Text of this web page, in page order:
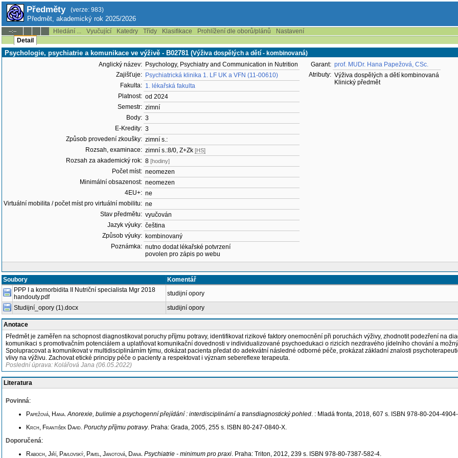
Předměty (verze: 983)
Předmět, akademický rok 2025/2026
--:-- Hledání ... Vyučující Katedry Třídy Klasifikace Prohlížení dle oborů/plánů
Nastavení
Detail
Psychologie, psychiatrie a komunikace ve výživě - B02781 (Výživa dospělých a dětí - kombinovaná)
Anglický název: Psychology, Psychiatry and Communication in Nutrition
Zajišťuje: Psychiatrická klinika 1. LF UK a VFN (11-00610)
Fakulta: 1. lékařská fakulta
Platnost: od 2024
Semestr: zimní
Body: 3
E-Kredity: 3
Způsob provedení zkoušky: zimní s.:
Rozsah, examinace: zimní s.:8/0, Z+Zk [HS]
Rozsah za akademický rok: 8 [hodiny]
Počet míst: neomezen
Minimální obsazenost: neomezen
4EU+: ne
Virtuální mobilita / počet míst pro virtuální mobilitu: ne
Stav předmětu: vyučován
Jazyk výuky: čeština
Způsob výuky: kombinovaný
Poznámka: nutno dodat lékařské potvrzení
povolen pro zápis po webu
Garant: prof. MUDr. Hana Papežová, CSc.
Atributy: Výživa dospělých a dětí kombinovaná
Klinický předmět
Soubory
Komentář
PPP I a komorbidita II Nutriční specialista Mgr 2018
handouty.pdf
studijní opory
Studijní_opory (1).docx
studijní opory
Anotace
Předmět je zaměřen na schopnost diagnostikovat poruchy příjmu potravy, identifikovat rizikové faktory onemocnění při poruchách výživy, zhodnotit podezření na
komunikaci s promotivačním potenciálem a uplatňovat komunikační dovednosti v individualizované psychoedukaci o rizicích nezdravého jídelního chování a
Spolupracovat a komunikovat v multidisciplinárním týmu, dokázat pacienta předat do adekvátní následné odborné péče, prokázat základní znalosti
vlivy na výživu. Zachovat etické principy péče o pacienty a respektovat i význam sebereflexe terapeuta.
Poslední úprava: Kolářová Jana (06.05.2022)
Literatura
Povinná:
Papežová, Hana.Anorexie, bulimie a psychogenní přejídání : interdisciplinární a transdiagnostický pohled. : Mladá fronta, 2018, 607 s. ISBN 978-80-204-
Krch, František David. Poruchy příjmu potravy. Praha: Grada, 2005, 255 s. ISBN 80-247-0840-X.
Doporučená:
Raboch, Jiří, Pavlovský, Pavel, Janotová, Dana. Psychiatrie - minimum pro praxi. Praha: Triton, 2012, 239 s. ISBN 978-80-7387-582-4.